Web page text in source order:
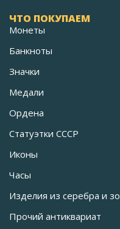
ЧТО ПОКУПАЕМ
Монеты
Банкноты
Значки
Медали
Ордена
Статуэтки СССР
Иконы
Часы
Изделия из серебра и
Прочий антиквариат